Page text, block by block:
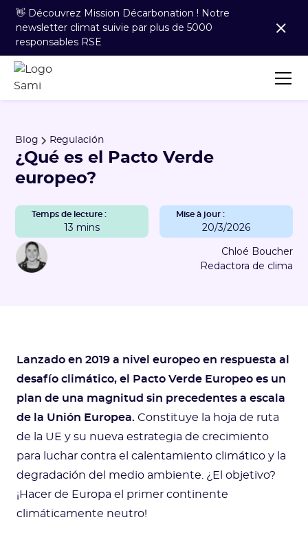
👋 Découvrez Mission Décarbonation ! Notre
newsletter climat suivie par plus de 5000
responsables RSE
Blog Regulación
¿Qué es el Pacto Verde
europeo?
Temps de lecture :
13 mins
Mise à jour :
20/3/2026
Chloé Boucher
Redactora de clima
Lanzado en 2019 a nivel europeo en respuesta al
desafío climático, el Pacto Verde Europeo es un
plan de una magnitud sin precedentes a escala
de la Unión Europea. Constituye la hoja de ruta
de la UE y su nueva estrategia de crecimiento
para luchar contra el calentamiento climático y la
degradación del medio ambiente. ¿El objetivo?
¡Hacer de Europa el primer continente
climáticamente neutro!